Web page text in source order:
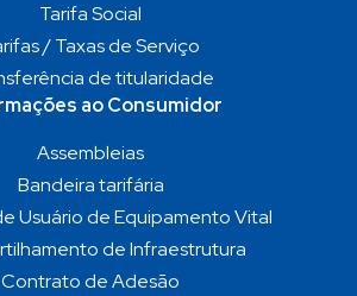
Tarifa Social
/ Taxas de Serviço
de titularidade
ao Consumidor
Assembleias
Bandeira tarifária
Usuário de Equipamento Vital
de Infraestrutura
Contrato de Adesão